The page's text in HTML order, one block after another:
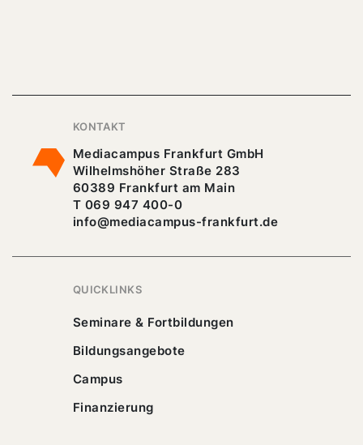
KONTAKT
Mediacampus Frankfurt GmbH
Wilhelmshöher Straße 283
60389 Frankfurt am Main
T 069 947 400-0
info@mediacampus-frankfurt.de
QUICKLINKS
Seminare & Fortbildungen
Bildungsangebote
Campus
Finanzierung